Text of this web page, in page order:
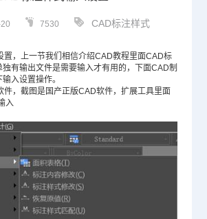
7530 CAD标注样式
置，上一节我们相信介绍CAD教程里面CAD标
有输出文件是需要输入才有用的，下面CAD制
入设置操作。
件，截图是国产正版CAD软件，扩展工具里面
入